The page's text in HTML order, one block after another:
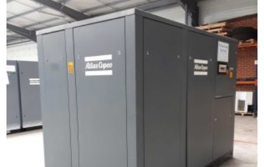
Automatisme Industrie
STOCK
VOUS ACHETEZ
VOUS VENDEZ
LOCATION